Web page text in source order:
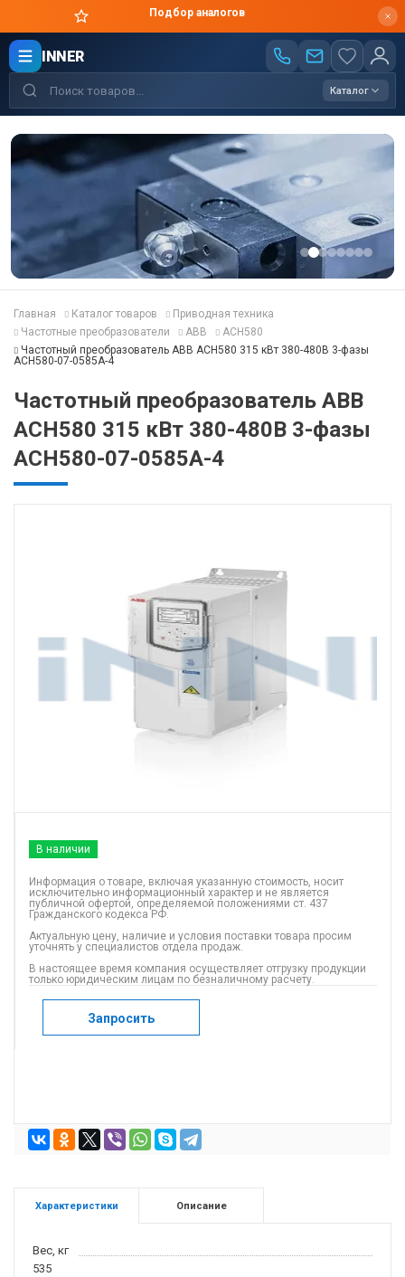
Подбор аналогов
INNER
Каталог
Главная Каталог товаров
Приводная техника
Частотные преобразователи
ABB
ACH580
Частотный преобразователь ABB ACH580 315 кВт 380-480В 3-фазы
ACH580-07-0585A-4
Частотный преобразователь ABB
ACH580 315 кВт 380-480В 3-фазы
ACH580-07-0585A-4
В наличии
Информация о товаре, включая указанную стоимость, носит
исключительно информационный характер и не является
публичной офертой, определяемой положениями ст. 437
Гражданского кодекса РФ.
Актуальную цену, наличие и условия поставки товара просим
уточнять у специалистов отдела продаж.
В настоящее время компания осуществляет отгрузку продукции
только юридическим лицам по безналичному расчету.
Запросить
Характеристики Описание
Вес, кг
535